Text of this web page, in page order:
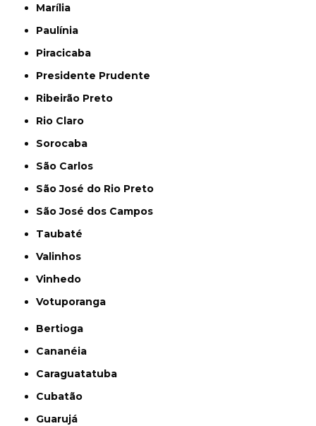
Marília
Paulínia
Piracicaba
Presidente Prudente
Ribeirão Preto
Rio Claro
Sorocaba
São Carlos
São José do Rio Preto
São José dos Campos
Taubaté
Valinhos
Vinhedo
Votuporanga
Bertioga
Cananéia
Caraguatatuba
Cubatão
Guarujá